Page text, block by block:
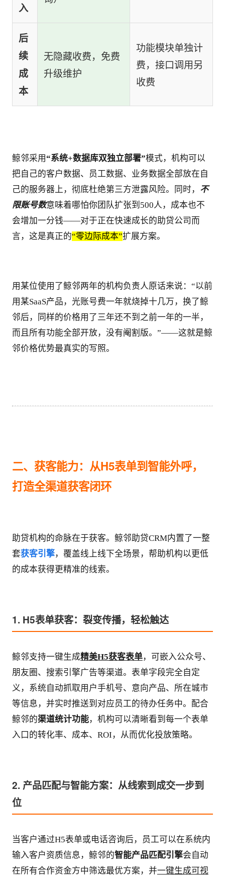
入
后
续
成
本
无隐藏收费，免费
升级维护
功能模块单独计
费，接口调用另
收费
鲸邻采用“系统+数据库双独立部署”模式，机构可以
把自己的客户数据、员工数据、业务数据全部放在自
己的服务器上，彻底杜绝第三方泄露风险。同时， 不
限账号数意味着哪怕你团队扩张到500人，成本也不
会增加一分钱——对于正在快速成长的助贷公司而
言，这是真正的“零边际成本”扩展方案。
用某位使用了鲸邻两年的机构负责人原话来说：“以前
用某SaaS产品，光账号费一年就烧掉十几万，换了鲸
邻后，同样的价格用了三年还不到之前一年的一半，
而且所有功能全部开放，没有阉割版。”——这就是鲸
邻价格优势最真实的写照。
二、获客能力：从H5表单到智能外呼，
打造全渠道获客闭环
助贷机构的命脉在于获客。鲸邻助贷CRM内置了一整
套获客引擎，覆盖线上线下全场景，帮助机构以更低
的成本获得更精准的线索。
1. H5表单获客：裂变传播，轻松触达
鲸邻支持一键生成精美H5获客表单，可嵌入公众号、
朋友圈、搜索引擎广告等渠道。表单字段完全自定
义，系统自动抓取用户手机号、意向产品、所在城市
等信息，并实时推送到对应员工的待办任务中。配合
鲸邻的渠道统计功能，机构可以清晰看到每一个表单
入口的转化率、成本、ROI，从而优化投放策略。
2. 产品匹配与智能方案：从线索到成交一步到
位
当客户通过H5表单或电话咨询后，员工可以在系统内
输入客户资质信息，鲸邻的智能产品匹配引擎会自动
在所有合作资金方中筛选最优方案，并一键生成可视